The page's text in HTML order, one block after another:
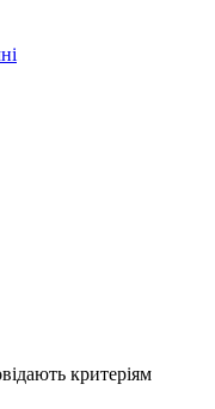
критеріям